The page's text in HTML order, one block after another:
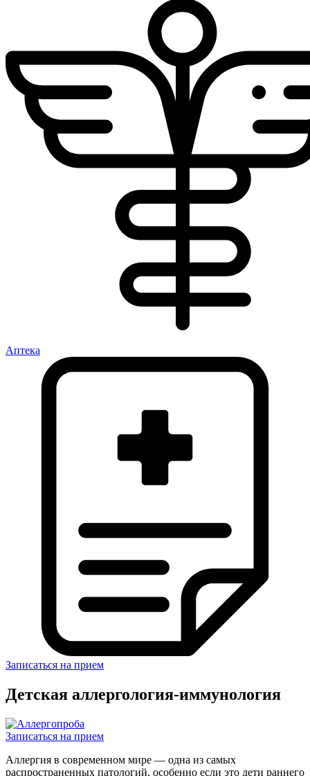
Аптека
Записаться на прием
Детская аллергология-иммунология
Записаться на прием
Аллергия в современном мире — одна из самых
распространенных патологий, особенно если это дети раннего